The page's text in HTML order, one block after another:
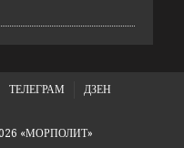
ТЕЛЕГРАМ
ДЗЕН
«МОРПОЛИТ»